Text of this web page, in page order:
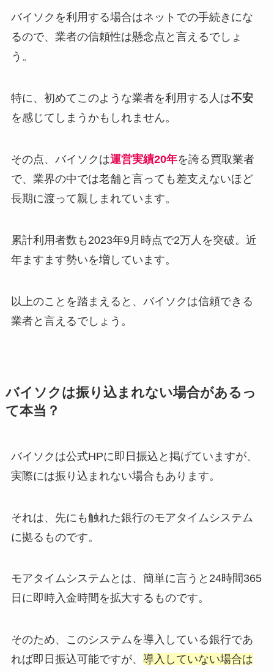
バイソクを利用する場合はネットでの手続きにな
るので、業者の信頼性は懸念点と言えるでしょ
う。
特に、初めてこのような業者を利用する人は不安
を感じてしまうかもしれません。
その点、バイソクは運営実績20年を誇る買取業者
で、業界の中では老舗と言っても差支えないほど
長期に渡って親しまれています。
累計利用者数も2023年9月時点で2万人を突破。近
年ますます勢いを増しています。
以上のことを踏まえると、バイソクは信頼できる
業者と言えるでしょう。
バイソクは振り込まれない場合があるっ
て本当？
バイソクは公式HPに即日振込と掲げていますが、
実際には振り込まれない場合もあります。
それは、先にも触れた銀行のモアタイムシステム
に拠るものです。
モアタイムシステムとは、簡単に言うと24時間365
日に即時入金時間を拡大するものです。
そのため、このシステムを導入している銀行であ
れば即日振込可能ですが、 導入していない場合は